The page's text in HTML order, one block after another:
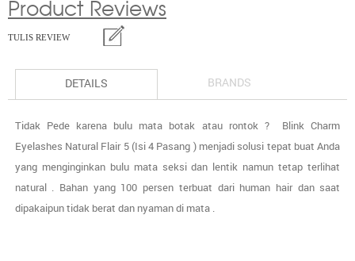
Product Reviews
TULIS REVIEW
DETAILS BRANDS
Tidak Pede karena bulu mata botak atau rontok ? Blink Charm
Eyelashes Natural Flair 5 (Isi 4 Pasang ) menjadi solusi tepat buat Anda
yang menginginkan bulu mata seksi dan lentik namun tetap terlihat
natural . Bahan yang 100 persen terbuat dari human hair dan saat
dipakaipun tidak berat dan nyaman di mata .